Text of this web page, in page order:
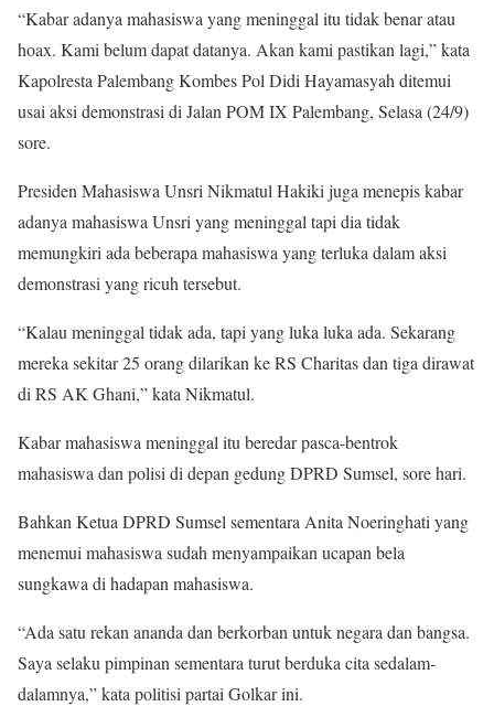
“Kabar adanya mahasiswa yang meninggal itu tidak benar atau
hoax. Kami belum dapat datanya. Akan kami pastikan lagi,” kata
Kapolresta Palembang Kombes Pol Didi Hayamasyah ditemui
usai aksi demonstrasi di Jalan POM IX Palembang, Selasa (24/9)
sore.
Presiden Mahasiswa Unsri Nikmatul Hakiki juga menepis kabar
adanya mahasiswa Unsri yang meninggal tapi dia tidak
memungkiri ada beberapa mahasiswa yang terluka dalam aksi
demonstrasi yang ricuh tersebut.
“Kalau meninggal tidak ada, tapi yang luka luka ada. Sekarang
mereka sekitar 25 orang dilarikan ke RS Charitas dan tiga dirawat
di RS AK Ghani,” kata Nikmatul.
Kabar mahasiswa meninggal itu beredar pasca-bentrok
mahasiswa dan polisi di depan gedung DPRD Sumsel, sore hari.
Bahkan Ketua DPRD Sumsel sementara Anita Noeringhati yang
menemui mahasiswa sudah menyampaikan ucapan bela
sungkawa di hadapan mahasiswa.
“Ada satu rekan ananda dan berkorban untuk negara dan bangsa.
Saya selaku pimpinan sementara turut berduka cita sedalam-
dalamnya,” kata politisi partai Golkar ini.